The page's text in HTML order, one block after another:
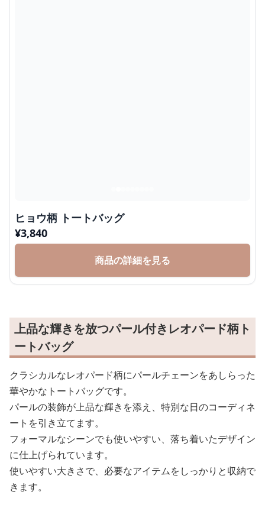
ヒョウ柄 トートバッグ
¥3,840
商品の詳細を見る
上品な輝きを放つパール付きレオパード柄ト
ートバッグ
クラシカルなレオパード柄にパールチェーンをあしらった
華やかなトートバッグです。
パールの装飾が上品な輝きを添え、特別な日のコーディネ
ートを引き立てます。
フォーマルなシーンでも使いやすい、落ち着いたデザイン
に仕上げられています。
使いやすい大きさで、必要なアイテムをしっかりと収納で
きます。